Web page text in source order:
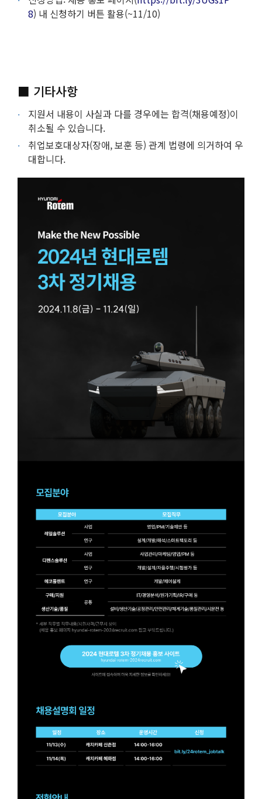
8) 내 신청하기 버튼 활용(~11/10)
■ 기타사항
지원서 내용이 사실과 다를 경우에는 합격(채용예정)이
취소될 수 있습니다.
취업보호대상자(장애, 보훈 등) 관계 법령에 의거하여 우
대합니다.